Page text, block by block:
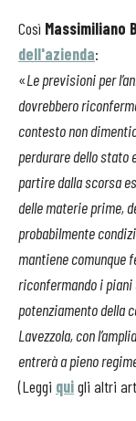
Così Massimiliano
dell'azienda:
«Le previsioni per
dovrebbero
contesto non
perdurare dello stato
partire dalla scorsa
delle materie prime,
probabilmente
mantiene comunque
riconfermando i
potenziamento della
Lavezzola, con
entrerà a pieno
(Leggi quigli altri